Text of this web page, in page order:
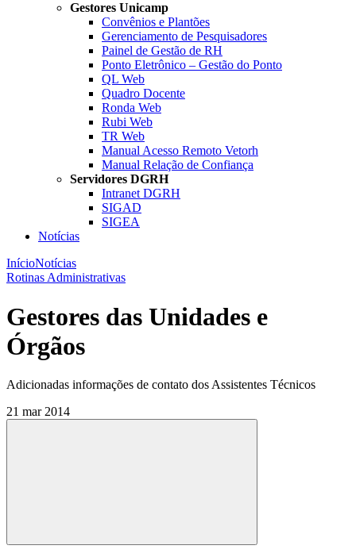
Gestores Unicamp
Convênios e Plantões
Gerenciamento de Pesquisadores
Painel de Gestão de RH
Ponto Eletrônico – Gestão do Ponto
QL Web
Quadro Docente
Ronda Web
Rubi Web
TR Web
Manual Acesso Remoto Vetorh
Manual Relação de Confiança
Servidores DGRH
Intranet DGRH
SIGAD
SIGEA
Notícias
InícioNotícias
Rotinas Administrativas
Gestores das Unidades e
Órgãos
Adicionadas informações de contato dos Assistentes Técnicos
21 mar 2014
Compartilhar